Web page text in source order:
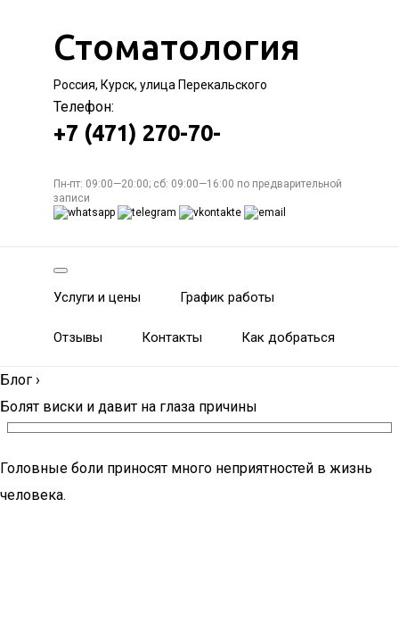
Стоматология
Россия, Курск, улица Перекальского
Телефон:
+7 (471) 270-70-
Пн-пт: 09:00—20:00; сб: 09:00—16:00 по предварительной
записи
Услуги и цены График работы
Отзывы Контакты Как добраться
Блог ›
Болят виски и давит на глаза причины
Головные боли приносят много неприятностей в жизнь
человека.